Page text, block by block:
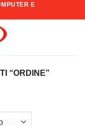
E
“ORDINE”